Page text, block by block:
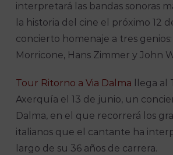
interpretará las bandas sonoras
la historia del cine el próximo 12
concierto homenaje a tres
Morricone, Hans Zimmer y John
Tour Ritorno a Via Dalma llega al
Axerquía el 13 de junio, un
Dalma, en el que recorrerá los
italianos que el cantante ha
largo de su 36 años de carrera.